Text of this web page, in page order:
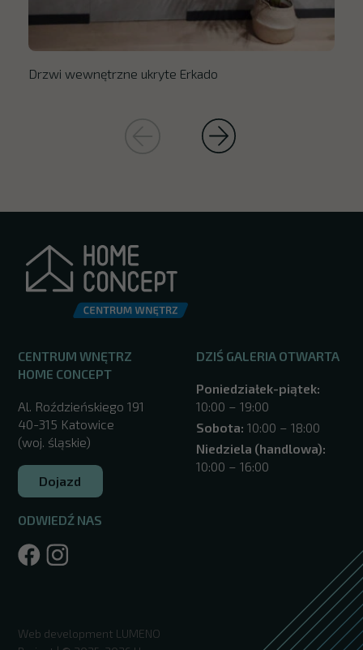
Drzwi wewnętrzne ukryte Erkado
CENTRUM WNĘTRZ
HOME CONCEPT
Al. Roździeńskiego 191
40-315 Katowice
(woj. śląskie)
Dojazd
ODWIEDŹ NAS
DZIŚ GALERIA OTWARTA
Poniedziałek-piątek:
10:00 – 19:00
Sobota: 10:00 – 18:00
Niedziela (handlowa):
10:00 – 16:00
Web development LUMENO